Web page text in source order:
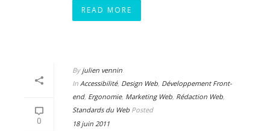
READ MORE
0
By julien vennin
In Accessibilité, Design Web, Développement Front-
end, Ergonomie, Marketing Web, Rédaction Web,
Standards du Web Posted
18 juin 2011